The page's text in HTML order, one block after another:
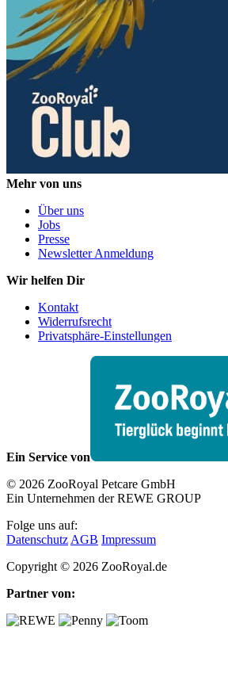
Mehr von uns
Über uns
Jobs
Presse
Newsletter Anmeldung
Wir helfen Dir
Kontakt
Widerrufsrecht
Privatsphäre-Einstellungen
Ein Service von
© 2026 ZooRoyal Petcare GmbH
Ein Unternehmen der REWE GROUP
Folge uns auf:
Datenschutz AGB Impressum
Copyright © 2026 ZooRoyal.de
Partner von: